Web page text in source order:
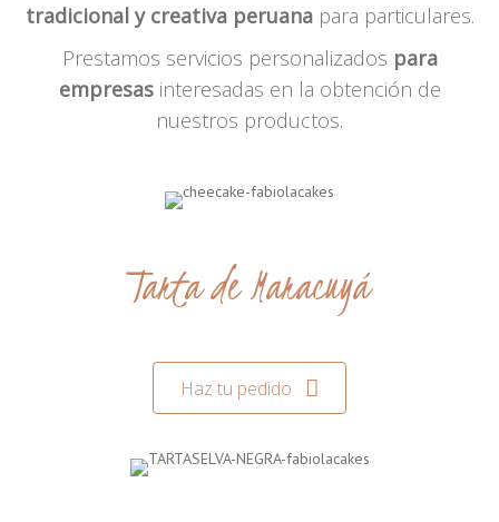
tradicional y creativa peruanapara particulares.
Prestamos servicios personalizados para
empresasinteresadas en la obtención de
nuestros productos.
Tarta de Maracuyá
Haz tu pedido